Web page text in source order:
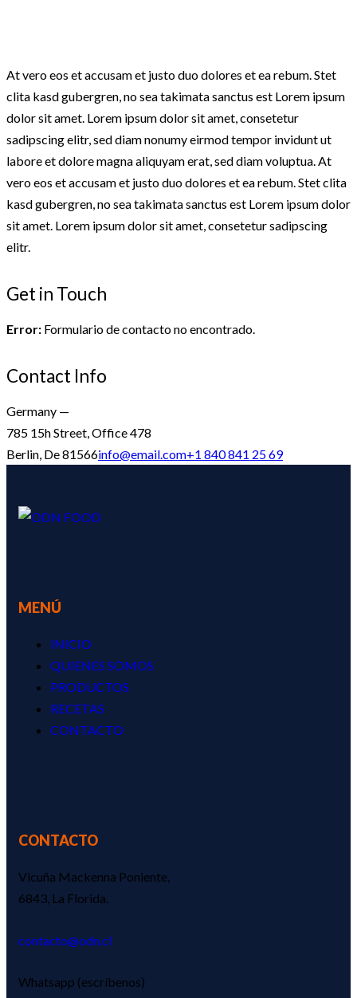
At vero eos et accusam et justo duo dolores et ea rebum. Stet
clita kasd gubergren, no sea takimata sanctus est Lorem ipsum
dolor sit amet. Lorem ipsum dolor sit amet, consetetur
sadipscing elitr, sed diam nonumy eirmod tempor invidunt ut
labore et dolore magna aliquyam erat, sed diam voluptua. At
vero eos et accusam et justo duo dolores et ea rebum. Stet clita
kasd gubergren, no sea takimata sanctus est Lorem ipsum dolor
sit amet. Lorem ipsum dolor sit amet, consetetur sadipscing
elitr.
Get in Touch
Error: Formulario de contacto no encontrado.
Contact Info
Germany —
785 15h Street, Office 478
Berlin, De 81566info@email.com+1 840 841 25 69
MENÚ
INICIO
QUIENES SOMOS
PRODUCTOS
RECETAS
CONTACTO
CONTACTO
Vicuña Mackenna Poniente,
6843, La Florida.
contacto@odn.cl
Whatsapp (escríbenos)